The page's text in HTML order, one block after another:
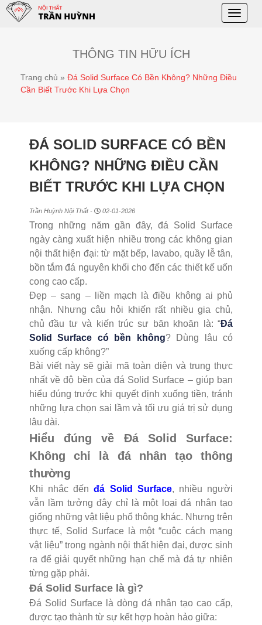
Toggle
THÔNG TIN HỮU ÍCH
Trang chủ » Đá Solid Surface Có Bền Không? Những Điều
Cần Biết Trước Khi Lựa Chọn
ĐÁ SOLID SURFACE CÓ BỀN
KHÔNG? NHỮNG ĐIỀU CẦN
BIẾT TRƯỚC KHI LỰA CHỌN
Trần Huỳnh Nội Thất - 02-01-2026
Trong những năm gần đây, đá Solid Surface
ngày càng xuất hiện nhiều trong các không gian
nội thất hiện đại: từ mặt bếp, lavabo, quầy lễ tân,
bồn tắm đá nguyên khối cho đến các thiết kế uốn
cong cao cấp.
Đẹp – sang – liền mạch là điều không ai phủ
nhận. Nhưng câu hỏi khiến rất nhiều gia chủ,
chủ đầu tư và kiến trúc sư băn khoăn là: “Đá
Solid Surface có bền không? Dùng lâu có
xuống cấp không?”
Bài viết này sẽ giải mã toàn diện và trung thực
nhất về độ bền của đá Solid Surface – giúp bạn
hiểu đúng trước khi quyết định xuống tiền, tránh
những lựa chọn sai lầm và tối ưu giá trị sử dụng
lâu dài.
Hiểu đúng về Đá Solid Surface:
Không chỉ là đá nhân tạo thông
thường
Khi nhắc đếnđá Solid Surface, nhiều người
vẫn lầm tưởng đây chỉ là một loại đá nhân tạo
giống những vật liệu phổ thông khác. Nhưng trên
thực tế, Solid Surface là một “cuộc cách mạng
vật liệu” trong ngành nội thất hiện đại, được sinh
ra để giải quyết những hạn chế mà đá tự nhiên
từng gặp phải.
Đá Solid Surface là gì?
Đá Solid Surface là dòng đá nhân tạo cao cấp,
được tạo thành từ sự kết hợp hoàn hảo giữa: